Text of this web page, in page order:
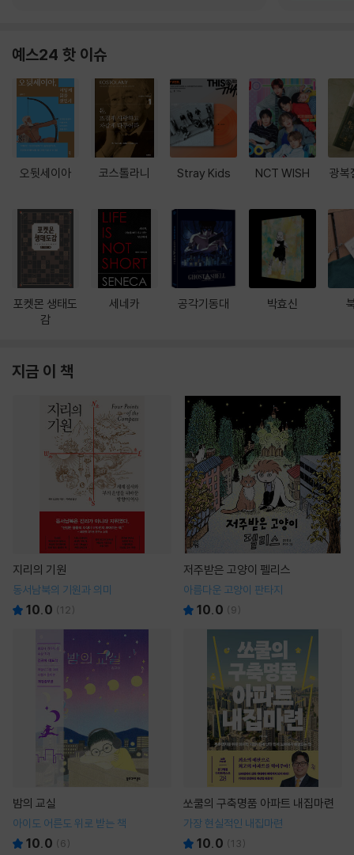
예스24 핫 이슈
오뒷세이아
포켓몬 생태도
감
코스톨라니
세네카
Stray Kids
공각기동대
NCT WISH
박효신
광복
지금 이 책
지리의 기원
동서남북의 기원과 의미
10.0 (12)
저주받은 고양이 펠리스
아름다운 고양이 판타지
10.0 (9)
밤의 교실
아이도 어른도 위로 받는 책
10.0 (6)
쏘쿨의 구축명품 아파트 내집마련
가장 현실적인 내집마련
10.0 (13)